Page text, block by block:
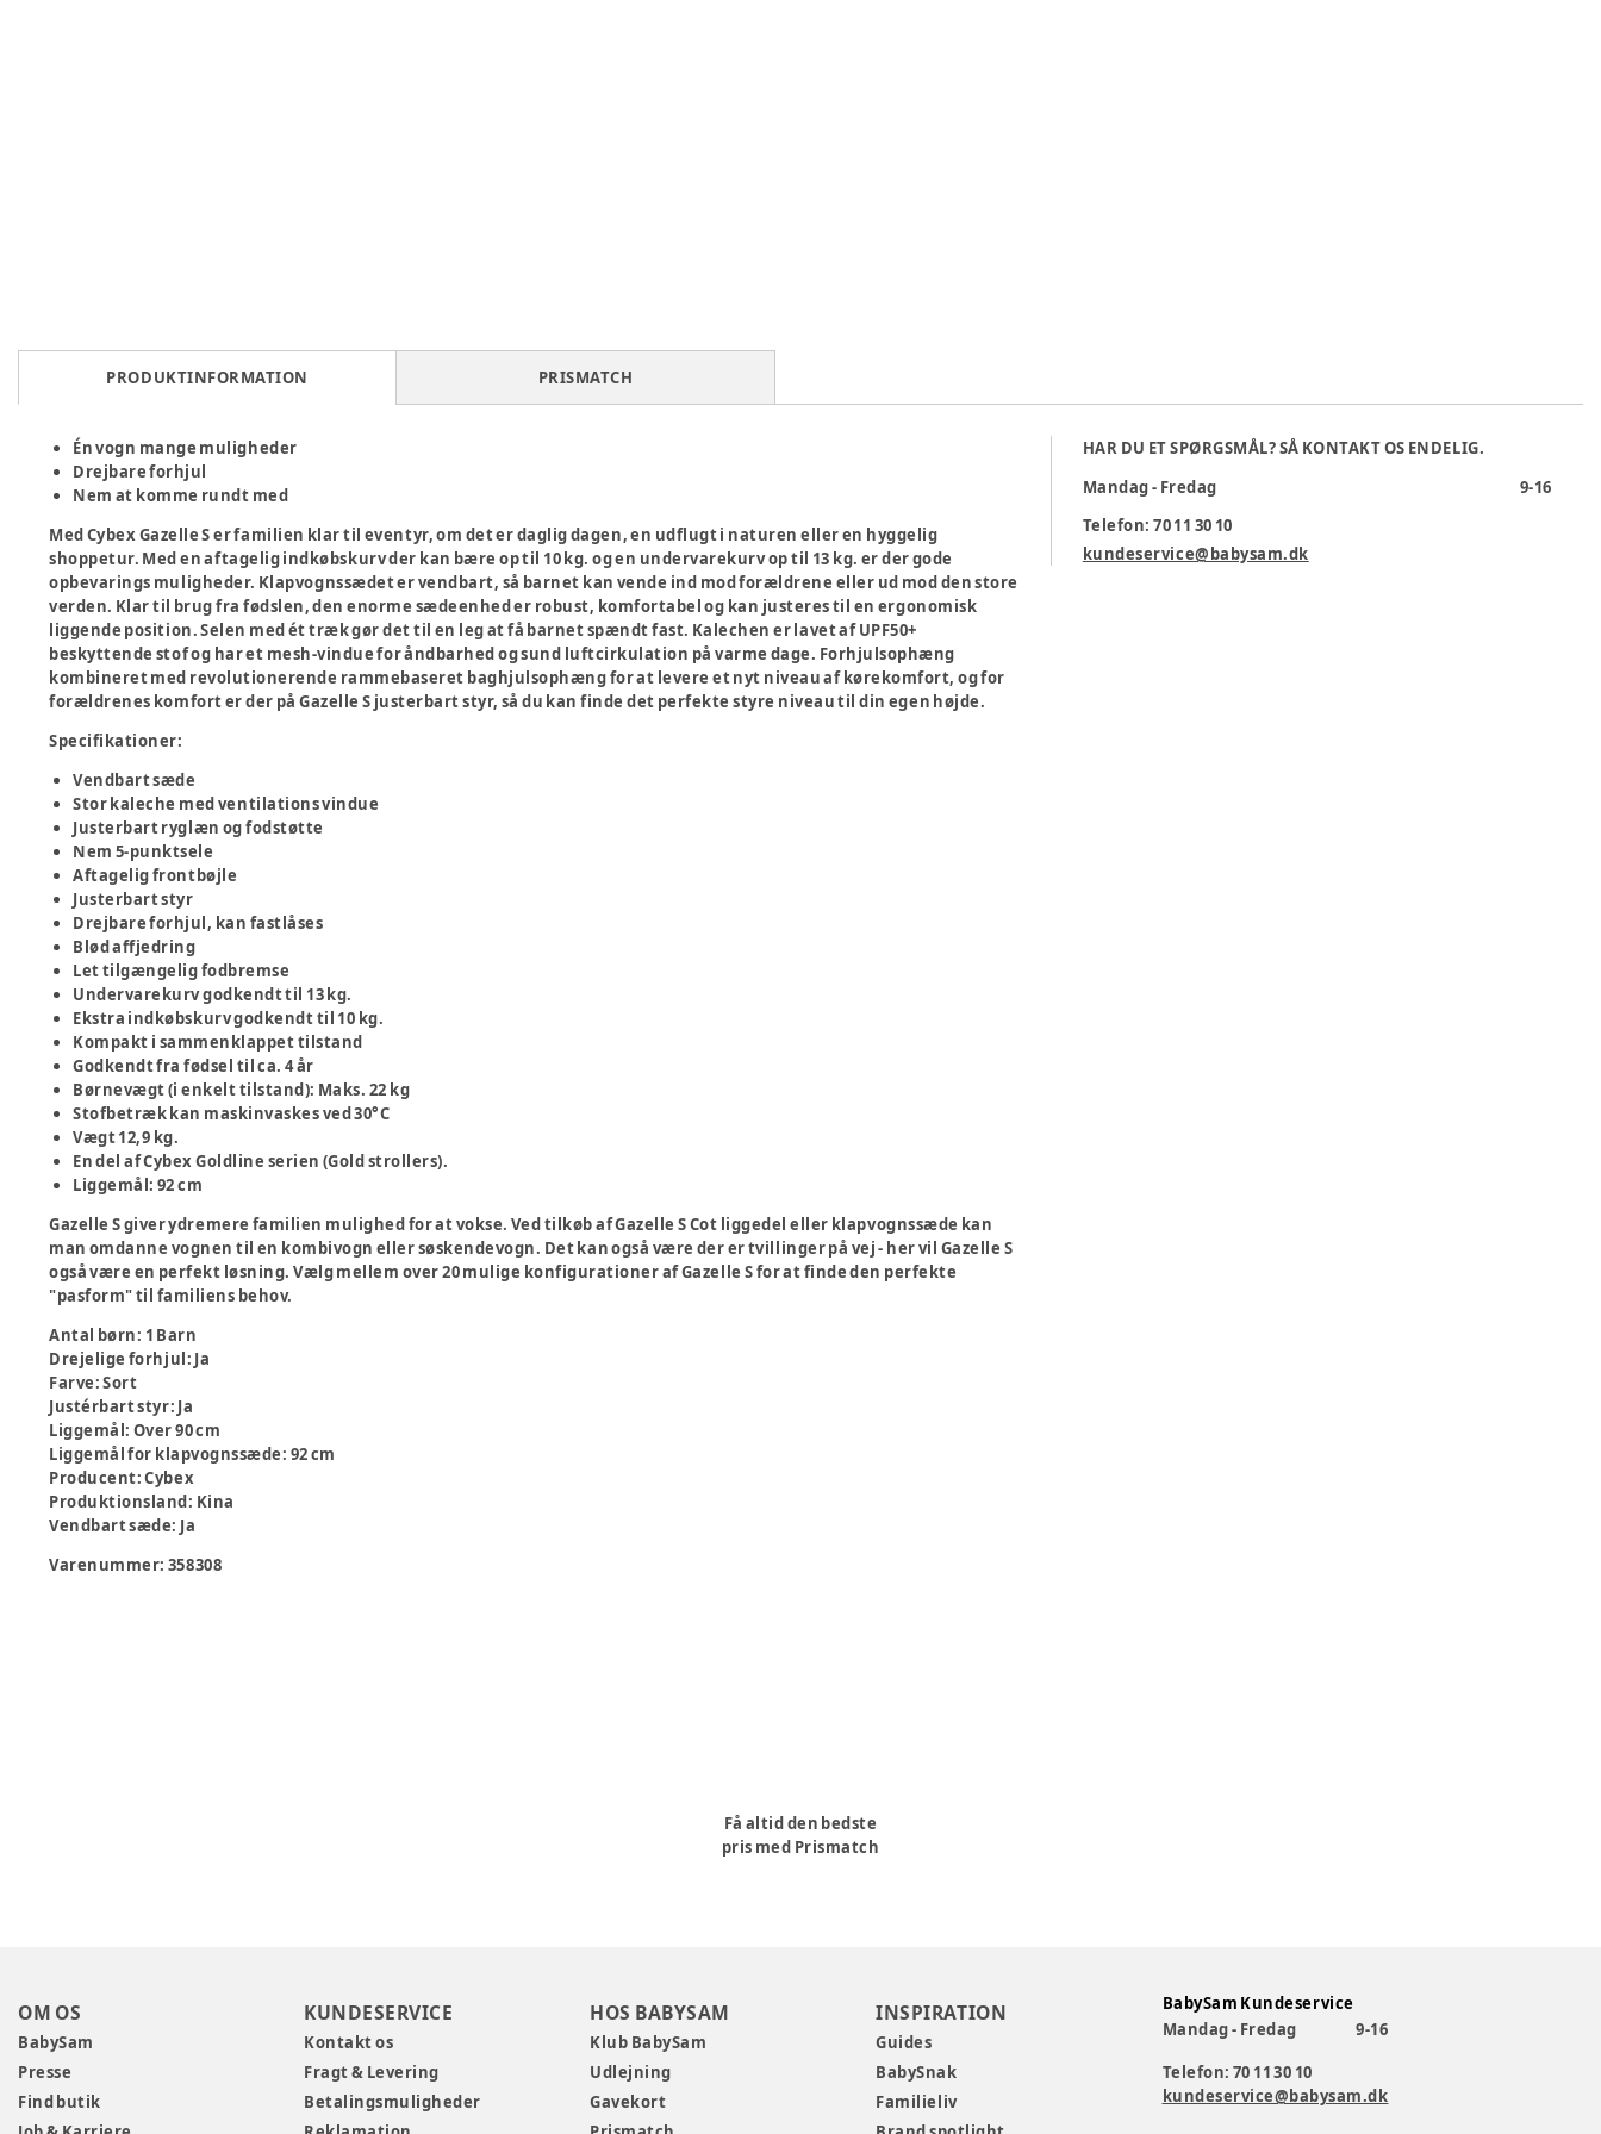
PRODUKTINFORMATION PRISMATCH
Én vogn mange muligheder
Drejbare forhjul
Nem at komme rundt med
Med Cybex Gazelle S er familien klar til eventyr, om det er daglig dagen, en udflugt i naturen eller en hyggelig
shoppetur. Med en aftagelig indkøbskurv der kan bære op til 10 kg. og en undervarekurv op til 13 kg. er der gode
opbevarings muligheder. Klapvognssædet er vendbart, så barnet kan vende ind mod forældrene eller ud mod den store
verden. Klar til brug fra fødslen, den enorme sædeenhed er robust, komfortabel og kan justeres til en ergonomisk
liggende position. Selen med ét træk gør det til en leg at få barnet spændt fast. Kalechen er lavet af UPF50+
beskyttende stof og har et mesh-vindue for åndbarhed og sund luftcirkulation på varme dage. Forhjulsophæng
kombineret med revolutionerende rammebaseret baghjulsophæng for at levere et nyt niveau af kørekomfort, og for
forældrenes komfort er der på Gazelle S justerbart styr, så du kan finde det perfekte styre niveau til din egen højde.
Specifikationer:
Vendbart sæde
Stor kaleche med ventilations vindue
Justerbart ryglæn og fodstøtte
Nem 5-punktsele
Aftagelig frontbøjle
Justerbart styr
Drejbare forhjul, kan fastlåses
Blød affjedring
Let tilgængelig fodbremse
Undervarekurv godkendt til 13 kg.
Ekstra indkøbskurv godkendt til 10 kg.
Kompakt i sammenklappet tilstand
Godkendt fra fødsel til ca. 4 år
Børnevægt (i enkelt tilstand): Maks. 22 kg
Stofbetræk kan maskinvaskes ved 30°C
Vægt 12,9 kg.
En del af Cybex Goldline serien (Gold strollers).
Liggemål: 92 cm
Gazelle S giver ydremere familien mulighed for at vokse. Ved tilkøb af Gazelle S Cot liggedel eller klapvognssæde kan
man omdanne vognen til en kombivogn eller søskendevogn. Det kan også være der er tvillinger på vej - her vil Gazelle S
også være en perfekt løsning. Vælg mellem over 20 mulige konfigurationer af Gazelle S for at finde den perfekte
"pasform" til familiens behov.
Antal børn: 1 Barn
Drejelige forhjul: Ja
Farve:Sort
Justérbart styr: Ja
Liggemål: Over 90 cm
Liggemål for klapvognssæde: 92 cm
Producent:Cybex
Produktionsland: Kina
Vendbart sæde: Ja
Varenummer: 358308
HAR DU ET SPØRGSMÅL? SÅ KONTAKT OS ENDELIG.
Mandag - Fredag
9-16
Telefon: 70 11 30 10
kundeservice@babysam.dk
Få altid den bedste
pris med Prismatch
OM OS
BabySam
Presse
Find butik
KUNDESERVICE
Kontakt os
Fragt & Levering
Betalingsmuligheder
HOS BABYSAM
Klub BabySam
Udlejning
Gavekort
INSPIRATION
Guides
BabySnak
Familieliv
BabySam Kundeservice
Mandag - Fredag
9-16
Telefon: 70 11 30 10
kundeservice@babysam.dk